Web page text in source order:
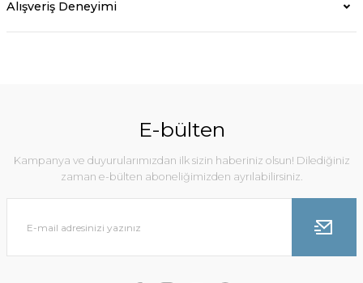
Alışveriş Deneyimi
E-bülten
Kampanya ve duyurularımızdan ilk sizin haberiniz olsun! Dilediğiniz
zaman e-bülten aboneliğimizden ayrılabilirsiniz.